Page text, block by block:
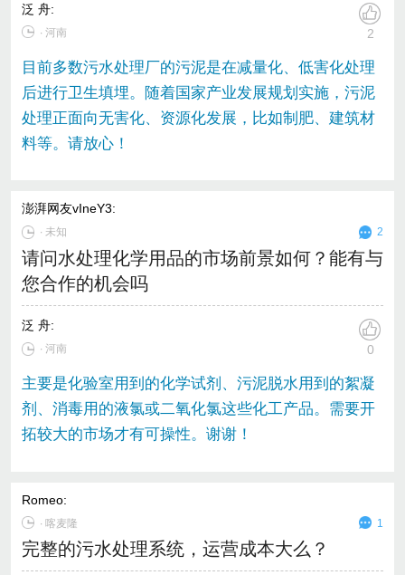
泛 舟:
∙ 河南 2
目前多数污水处理厂的污泥是在减量化、低害化处理
后进行卫生填埋。随着国家产业发展规划实施，污泥
处理正面向无害化、资源化发展，比如制肥、建筑材
料等。请放心！
澎湃网友vIneY3:
∙ 未知 2
请问水处理化学用品的市场前景如何？能有与
您合作的机会吗
泛 舟:
∙ 河南 0
主要是化验室用到的化学试剂、污泥脱水用到的絮凝
剂、消毒用的液氯或二氧化氯这些化工产品。需要开
拓较大的市场才有可操性。谢谢！
Romeo:
∙喀麦隆 1
完整的污水处理系统，运营成本大么？